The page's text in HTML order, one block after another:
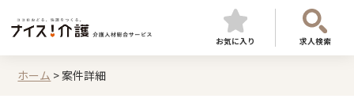
お気に入り 求人検索
ホーム >案件詳細